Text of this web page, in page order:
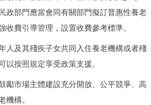
政部門應當會同有關部門擬訂普惠性養老
收費引導管理，設置收費參考標準。
及其殘疾子女共同入住養老機構或者殘
以按照規定享受政策支援。
場主體建設充分開放、公平競爭、高
機構。